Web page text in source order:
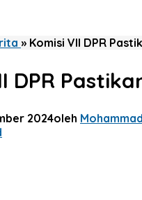
» Komisi VII DPR
DPR
2024oleh Mohammad